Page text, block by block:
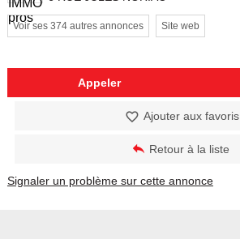
Voir ses 374 autres annonces Site web
Appeler
Ajouter aux favoris
Retour à la liste
Signaler un problème sur cette annonce